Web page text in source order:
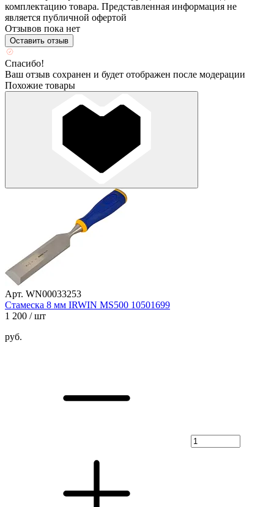
комплектацию товара. Представленная информация не
является публичной офертой
Отзывов пока нет
Оставить отзыв
Спасибо!
Ваш отзыв сохранен и будет отображен после модерации
Похожие товары
Арт. WN00033253
Стамеска 8 мм IRWIN MS500 10501699
1 200 / шт
руб.